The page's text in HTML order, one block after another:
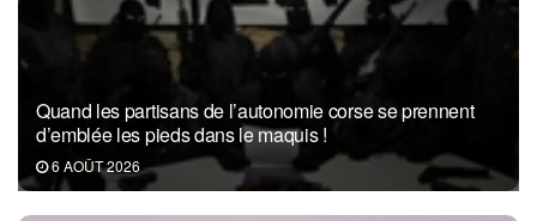
Quand les partisans de l’autonomie corse se prennent
d’emblée les pieds dans le maquis !
6 AOÛT 2026